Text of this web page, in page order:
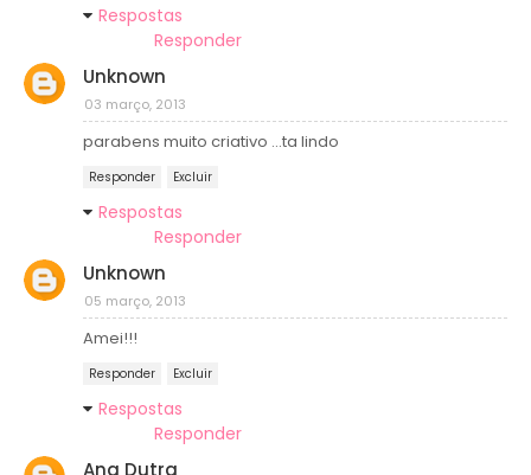
Respostas
Responder
Unknown
03 março, 2013
parabens muito criativo ...ta lindo
Responder Excluir
Respostas
Responder
Unknown
05 março, 2013
Amei!!!
Responder Excluir
Respostas
Responder
Ana Dutra